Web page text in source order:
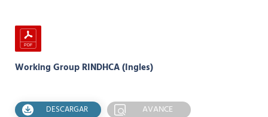
Working Group RINDHCA (Ingles)
DESCARGAR AVANCE